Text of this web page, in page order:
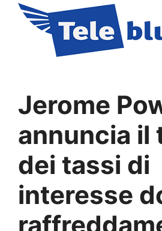
contenuto
Jerome
annuncia il
dei tassi di
interesse